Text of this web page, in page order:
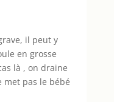
il peut y
en grosse
là , on draine
pas le bébé